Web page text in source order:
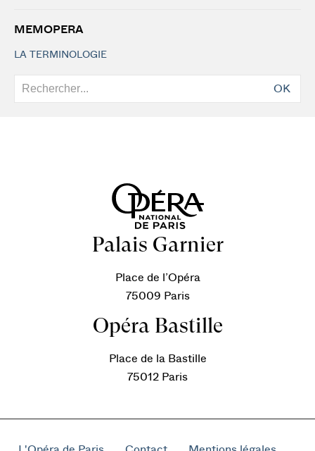
MEMOPERA
LA TERMINOLOGIE
OK
Palais Garnier
Place de l’Opéra
75009 Paris
Opéra Bastille
Place de la Bastille
75012 Paris